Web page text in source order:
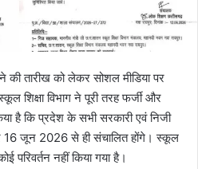
तारीख को लेकर सोशल मीडिया पर
शिक्षा विभाग ने पूरी तरह फर्जी और
है कि प्रदेश के सभी सरकारी एवं निजी
16 जून 2026 से ही संचालित होंगे। स्कूल
परिवर्तन नहीं किया गया है।